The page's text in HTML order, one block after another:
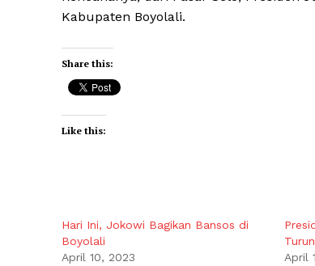
Kabupaten Boyolali.
Share this:
Like this:
Hari Ini, Jokowi Bagikan Bansos di
Boyolali
April 10, 2023
April